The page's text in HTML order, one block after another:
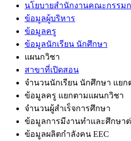
นโยบายสำนักงานคณะกรรม
ข้อมูลผู้บริหาร
ข้อมูลครู
ข้อมูลนักเรียน นักศึกษา
แผนกวิชา
สาขาที่เปิดสอน
จำนวนนักเรียน นักศึกษา แย
ข้อมูลครู แยกตามแผนกวิชา
จำนวนผู้สำเร็จการศึกษา
ข้อมูลการมีงานทำและศึกษา
ข้อมูลผลิตกำลังคน EEC